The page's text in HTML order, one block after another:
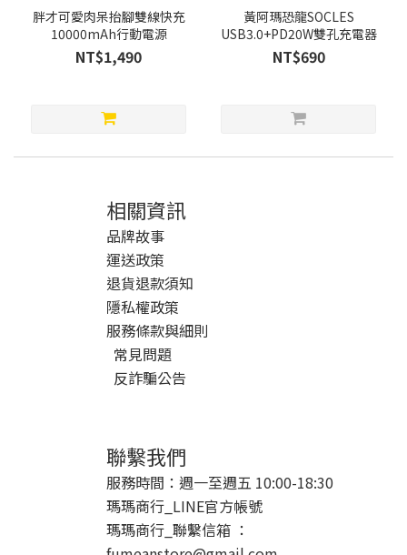
胖才可愛肉呆抬腳雙線快充
10000mAh行動電源
NT$1,490
黃阿瑪恐龍SOCLES
USB3.0+PD20W雙孔充電器
NT$690
相關資訊
品牌故事
運送政策
退貨退款須知
隱私權政策
服務條款與細則
常見問題
反詐騙公告
聯繫我們
服務時間：週一至週五 10:00-18:30
瑪瑪商行_LINE官方帳號
瑪瑪商行_聯繫信箱 ：